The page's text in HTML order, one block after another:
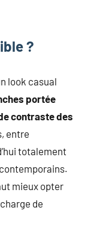
?
look casual
portée
contraste des
entre
totalement
mieux opter
de